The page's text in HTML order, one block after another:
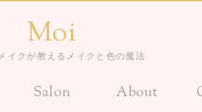
Moi
イクが教えるメイクと色の魔法
Salon About